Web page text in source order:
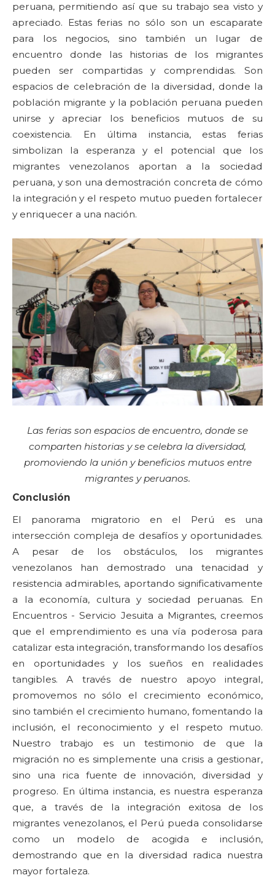
peruana, permitiendo así que su trabajo sea visto y
apreciado. Estas ferias no sólo son un escaparate
para los negocios, sino también un lugar de
encuentro donde las historias de los migrantes
pueden ser compartidas y comprendidas. Son
espacios de celebración de la diversidad, donde la
población migrante y la población peruana pueden
unirse y apreciar los beneficios mutuos de su
coexistencia. En última instancia, estas ferias
simbolizan la esperanza y el potencial que los
migrantes venezolanos aportan a la sociedad
peruana, y son una demostración concreta de cómo
la integración y el respeto mutuo pueden fortalecer
y enriquecer a una nación.
Las ferias son espacios de encuentro, donde se
comparten historias y se celebra la diversidad,
promoviendo la unión y beneficios mutuos entre
migrantes y peruanos.
Conclusión
El panorama migratorio en el Perú es una
intersección compleja de desafíos y oportunidades.
A pesar de los obstáculos, los migrantes
venezolanos han demostrado una tenacidad y
resistencia admirables, aportando significativamente
a la economía, cultura y sociedad peruanas. En
Encuentros - Servicio Jesuita a Migrantes, creemos
que el emprendimiento es una vía poderosa para
catalizar esta integración, transformando los desafíos
en oportunidades y los sueños en realidades
tangibles. A través de nuestro apoyo integral,
promovemos no sólo el crecimiento económico,
sino también el crecimiento humano, fomentando la
inclusión, el reconocimiento y el respeto mutuo.
Nuestro trabajo es un testimonio de que la
migración no es simplemente una crisis a gestionar,
sino una rica fuente de innovación, diversidad y
progreso. En última instancia, es nuestra esperanza
que, a través de la integración exitosa de los
migrantes venezolanos, el Perú pueda consolidarse
como un modelo de acogida e inclusión,
demostrando que en la diversidad radica nuestra
mayor fortaleza.